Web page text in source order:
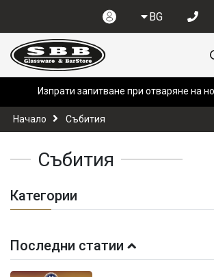
BG
Изпрати запитване при отваряне на
Начало Събития
Събития
Категории
Последни статии